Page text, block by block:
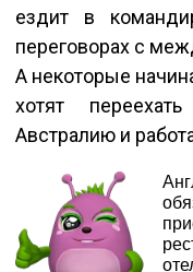
ездит в
переговорах с
А некоторые
хотят
Австралию и